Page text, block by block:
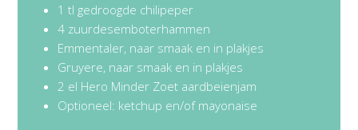
1 tl gedroogde chilipeper
4 zuurdesemboterhammen
Emmentaler, naar smaak en in plakjes
Gruyere, naar smaak en in plakjes
2 el Hero Minder Zoet aardbeienjam
Optioneel: ketchup en/of mayonaise